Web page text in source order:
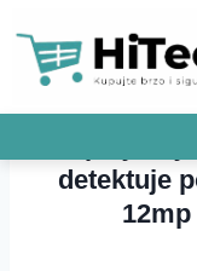
detektuje